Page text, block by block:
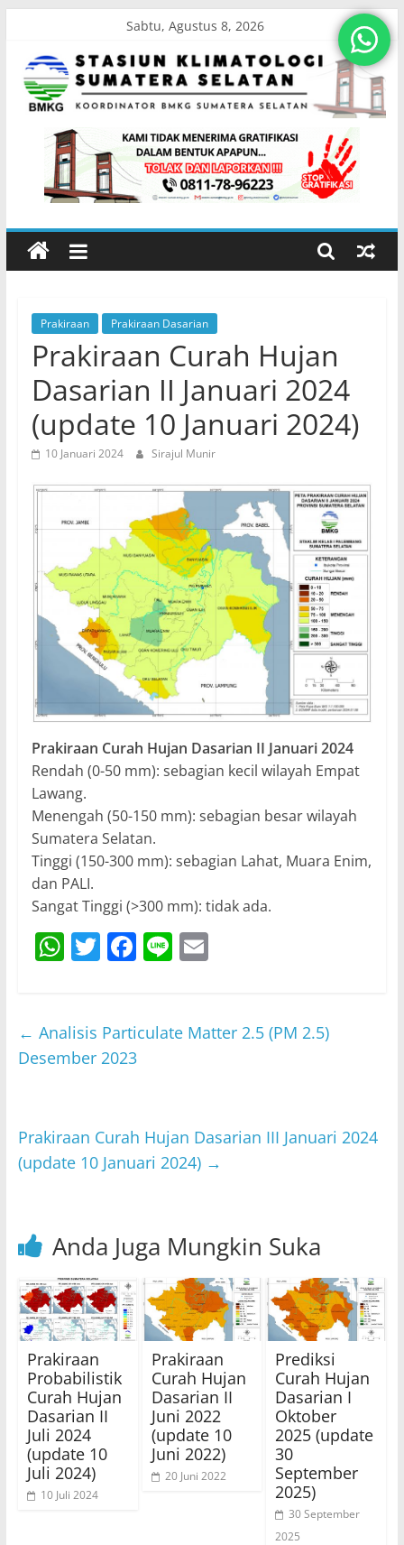
content
Sabtu, Agustus 8, 2026
Stasiun
Klimatologi
Sumatera
Koordinator
BMKG
Sumatera
Selatan
Prakiraan Prakiraan Dasarian
Prakiraan Curah Hujan
Dasarian II Januari 2024
(update 10 Januari 2024)
10 Januari 2024 Sirajul Munir
Prakiraan Curah Hujan Dasarian II Januari 2024
Rendah (0-50 mm): sebagian kecil wilayah Empat
Lawang.
Menengah (50-150 mm): sebagian besar wilayah
Sumatera Selatan.
Tinggi (150-300 mm): sebagian Lahat, Muara Enim,
dan PALI.
Sangat Tinggi (>300 mm): tidak ada.
W
s
A
T
er
F
e
b
k
Li E
l
← Analisis Particulate Matter 2.5 (PM 2.5)
Desember 2023
Prakiraan Curah Hujan Dasarian III Januari 2024
(update 10 Januari 2024) →
Anda Juga Mungkin Suka
Prakiraan
Probabilistik
Curah Hujan
Dasarian II
Juli 2024
(update 10
Juli 2024)
10 Juli 2024
Prakiraan
Curah Hujan
Dasarian II
Juni 2022
(update 10
Juni 2022)
20 Juni 2022
Prediksi
Curah Hujan
Dasarian I
Oktober
2025 (update
30
September
2025)
30 September
2025